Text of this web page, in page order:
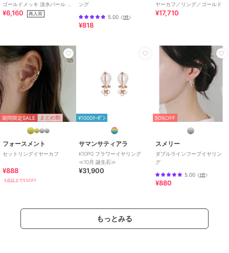
ゴールドメッキ 淡水パール イ
ヤーカフ※片耳用
¥6,160 再入荷
ング
5.00 （1件）
¥818
ヤーカフ／リング／ゴールド
¥17,710
期間限定SALE まとめ割
フォースメント
セットリングイヤーカフ
¥888
5点以上で5%OFF
¥1000ｸｰﾎﾟﾝ
サマンサティアラ
K10PG フラワーイヤリング
≪10月 誕生石≫
¥31,900
50%OFF
スメリー
ダブルラインフープイヤリン
グ
5.00（1件）
¥880
もっとみる